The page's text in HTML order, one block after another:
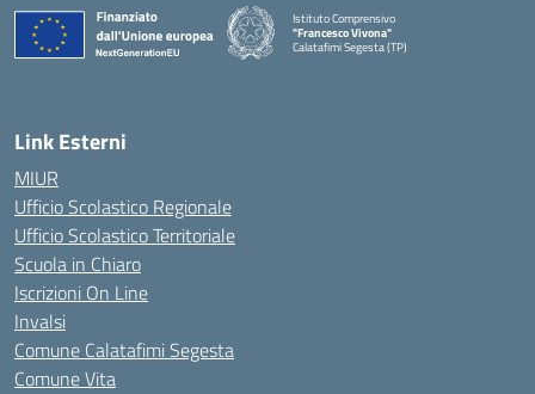
Istituto Comprensivo
"Francesco Vivona"
Calatafimi Segesta (TP)
— Visita la pagina iniziale della scuola
Link Esterni
MIUR
Ufficio Scolastico Regionale
Ufficio Scolastico Territoriale
Scuola in Chiaro
Iscrizioni On Line
Invalsi
Comune Calatafimi Segesta
Comune Vita